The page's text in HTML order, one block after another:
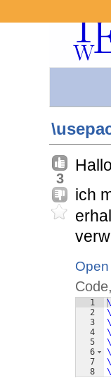
3
ich
1
2
3
4
5
6
7
8